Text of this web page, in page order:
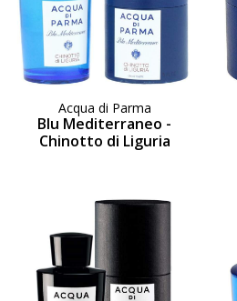
Acqua di Parma
Blu Mediterraneo -
Chinotto di Liguria